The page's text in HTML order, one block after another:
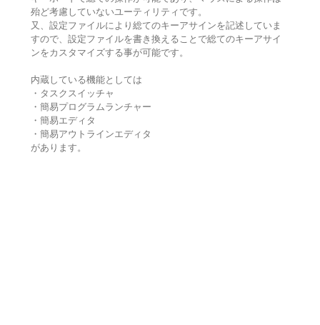
殆ど考慮していないユーティリティです。
又、設定ファイルにより総てのキーアサインを記述していま
すので、設定ファイルを書き換えることで総てのキーアサイ
ンをカスタマイズする事が可能です。
内蔵している機能としては
・タスクスイッチャ
・簡易プログラムランチャー
・簡易エディタ
・簡易アウトラインエディタ
があります。